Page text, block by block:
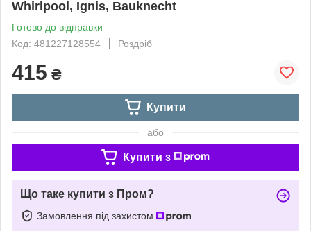
Whirlpool, Ignis, Bauknecht
Готово до відправки
Код: 481227128554
Роздріб
415 ₴
Купити
або
Купити з
Що таке купити з Пром?
Замовлення під захистом